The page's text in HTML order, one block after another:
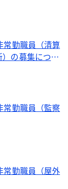
常勤職員（清算
の募集につい
常勤職員（監察
常勤職員（屋外